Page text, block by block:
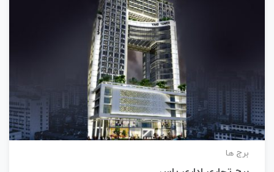
برج ها